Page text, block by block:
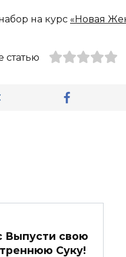
на курс «Новая
статью
Выпусти свою
Суку!